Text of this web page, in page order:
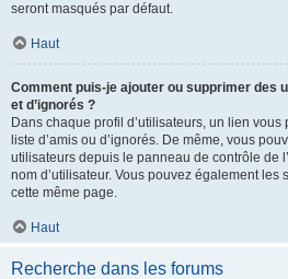
seront masqués par défaut.
Haut
Comment puis-je ajouter ou supprimer des
et d’ignorés ?
Dans chaque profil d’utilisateurs, un lien
liste d’amis ou d’ignorés. De même, vous
utilisateurs depuis le panneau de contrôle de
nom d’utilisateur. Vous pouvez également
cette même page.
Haut
Recherche dans les forums